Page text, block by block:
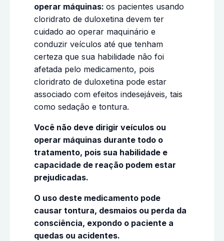
operar máquinas: os pacientes usando
cloridrato de duloxetina devem ter
cuidado ao operar maquinário e
conduzir veículos até que tenham
certeza que sua habilidade não foi
afetada pelo medicamento, pois
cloridrato de duloxetina pode estar
associado com efeitos indesejáveis, tais
como sedação e tontura.
Você não deve dirigir veículos ou
operar máquinas durante todo o
tratamento, pois sua habilidade e
capacidade de reação podem estar
prejudicadas.
O uso deste medicamento pode
causar tontura, desmaios ou perda da
consciência, expondo o paciente a
quedas ou acidentes.